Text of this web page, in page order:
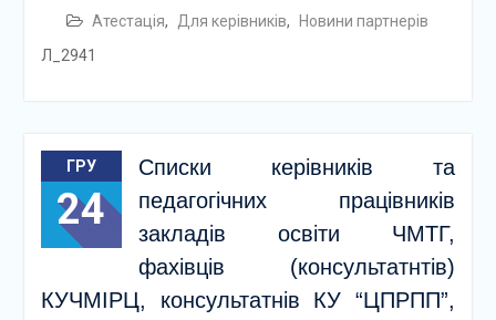
Атестація, Для керівників,
Новини партнерів
Л_2941
ГРУ
24
Списки керівників та
педагогічних працівників
закладів освіти ЧМТГ,
фахівців (консультатнтів)
КУЧМІРЦ, консультатнів КУ “ЦПРПП”,